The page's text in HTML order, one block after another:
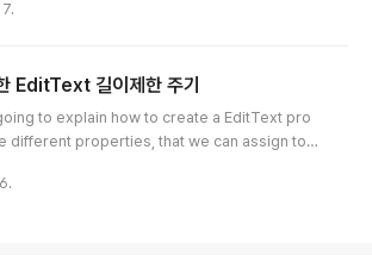
어야 합니다. 물론 KT에서 제공해 주고 있는 OTA
인정보 보호 >> 기본값데이터 재설정"을 하게 되면
되므로 주의하여야 합니다. APN을 수동 입력 시켜야
폰 전체 reset을 시도한 경우..
EditText 길이제한 주기
to explain how to create a EditText pro
different properties, that we can assign to it